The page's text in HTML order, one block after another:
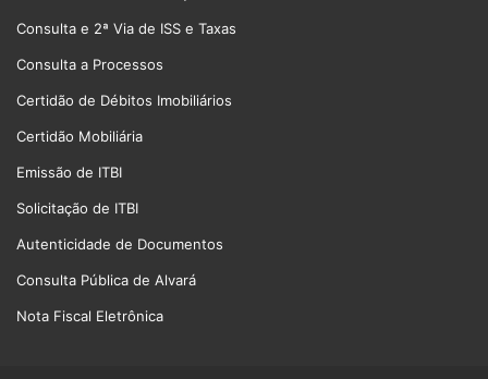
Consulta e 2ª Via de ISS e Taxas
Consulta a Processos
Certidão de Débitos Imobiliários
Certidão Mobiliária
Emissão de ITBI
Solicitação de ITBI
Autenticidade de Documentos
Consulta Pública de Alvará
Nota Fiscal Eletrônica